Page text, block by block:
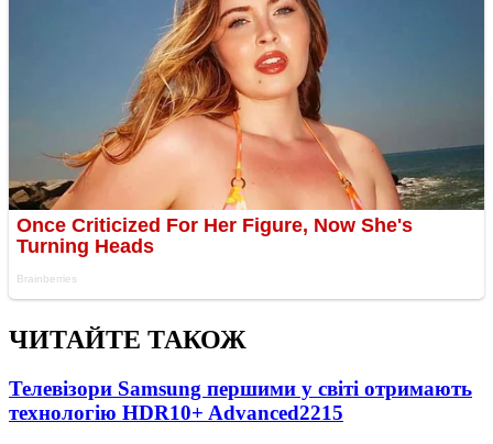
ЧИТАЙТЕ ТАКОЖ
Телевізори Samsung першими у світі отримають
технологію HDR10+ Advanced2215